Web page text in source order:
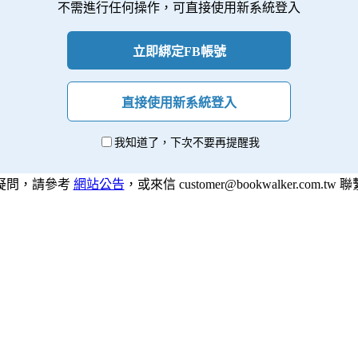
不需進行任何操作，可直接使用新系統登入
立即綁定FB帳號
直接使用新系統登入
我知道了，下次不要再提醒我
問，請參考 網站公告 ，或來信 customer@bookwalker.com.tw 聯